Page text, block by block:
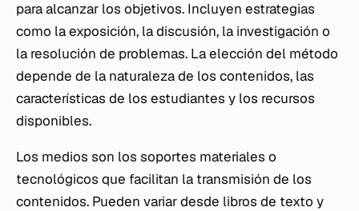
para alcanzar los objetivos. Incluyen estrategias
como la exposición, la discusión, la investigación o
la resolución de problemas. La elección del método
depende de la naturaleza de los contenidos, las
características de los estudiantes y los recursos
disponibles.
Los medios son los soportes materiales o
tecnológicos que facilitan la transmisión de los
contenidos. Pueden variar desde libros de texto y